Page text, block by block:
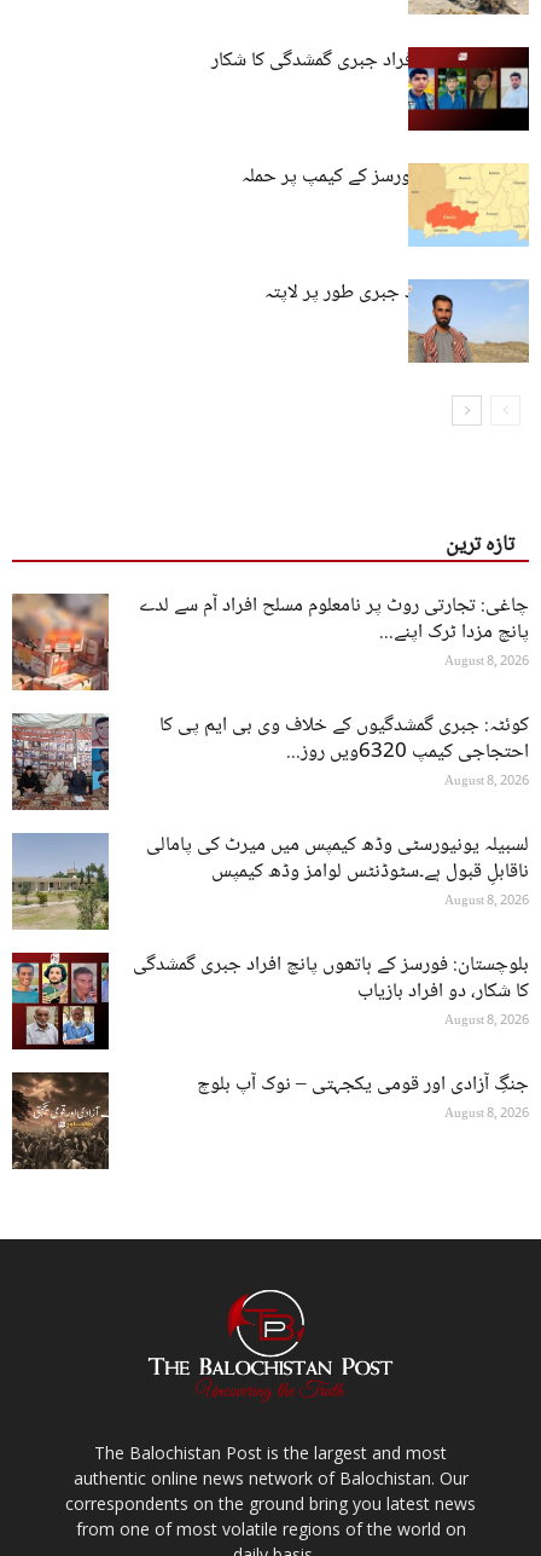
بلوچستان: چار افراد جبری گمشدگی کا شکار
کیچ: پاکستانی فورسز کے کیمپ پر حملہ
کراچی: تین افراد جبری طور پر لاپتہ
تازہ ترین
چاغی: تجارتی روٹ پر نامعلوم مسلح افراد آم سے لدے
پانچ مزدا ٹرک اپنے...
August 8, 2026
کوئٹہ: جبری گمشدگیوں کے خلاف وی بی ایم پی کا
احتجاجی کیمپ 6320ویں روز...
August 8, 2026
لسبیلہ یونیورسٹی وڈھ کیمپس میں میرٹ کی پامالی
ناقابلِ قبول ہے۔سٹوڈنٹس لوامز وڈھ کیمپس
August 8, 2026
بلوچستان: فورسز کے ہاتھوں پانچ افراد جبری گمشدگی
کا شکار، دو افراد بازیاب
August 8, 2026
جنگِ آزادی اور قومی یکجہتی – نوک آپ بلوچ
August 8, 2026
The Balochistan Post is the largest and most
authentic online news network of Balochistan. Our
correspondents on the ground bring you latest news
from one of most volatile regions of the world on